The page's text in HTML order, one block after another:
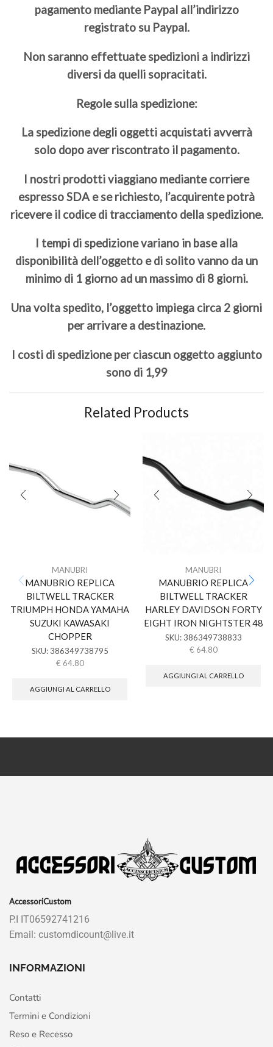
pagamento mediante Paypal all’indirizzo
registrato su Paypal.
Non saranno effettuate spedizioni a indirizzi
diversi da quelli sopracitati.
Regole sulla spedizione:
La spedizione degli oggetti acquistati avverrà
solo dopo aver riscontrato il pagamento.
I nostri prodotti viaggiano mediante corriere
espresso SDA e se richiesto, l’acquirente potrà
ricevere il codice di tracciamento della spedizione.
I tempi di spedizione variano in base alla
disponibilità dell’oggetto e di solito vanno da un
minimo di 1 giorno ad un massimo di 8 giorni.
Una volta spedito, l’oggetto impiega circa 2 giorni
per arrivare a destinazione.
I costi di spedizione per ciascun oggetto aggiunto
sono di 1,99
Related Products
MANUBRI
MANUBRIO REPLICA
BILTWELL TRACKER
TRIUMPH HONDA YAMAHA
SUZUKI KAWASAKI
CHOPPER
SKU: 386349738795
€ 64.80
AGGIUNGI AL CARRELLO
MANUBRI
MANUBRIO REPLICA
BILTWELL TRACKER
HARLEY DAVIDSON FORTY
EIGHT IRON NIGHTSTER 48
SKU: 386349738833
€ 64.80
AGGIUNGI AL CARRELLO
AccessoriCustom
P.I IT06592741216
Email: customdicount@live.it
INFORMAZIONI
Contatti
Termini e Condizioni
Reso e Recesso